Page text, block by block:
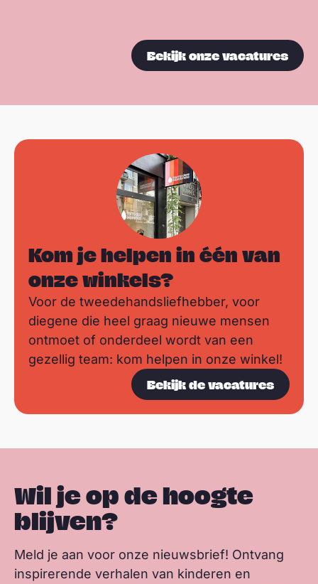
Bekijk onze vacatures
Kom je helpen in één van
onze winkels?
Voor de tweedehandsliefhebber, voor
diegene die heel graag nieuwe mensen
ontmoet of onderdeel wordt van een
gezellig team: kom helpen in onze winkel!
Bekijk de vacatures
Wil je op de hoogte
blijven?
Meld je aan voor onze nieuwsbrief! Ontvang
inspirerende verhalen van kinderen en